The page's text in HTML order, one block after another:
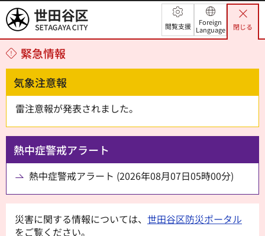
世田谷区 閲覧支援
Foreign
Language
閉じる
緊急情報
気象注意報
雷注意報が発表されました。
熱中症警戒アラート
熱中症警戒アラート (2026年08月07日05時00分)
災害に関する情報については、 世田谷区防災ポータル
をご覧ください。